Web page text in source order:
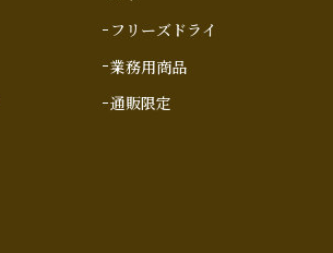
フリーズドライ
業務用商品
通販限定